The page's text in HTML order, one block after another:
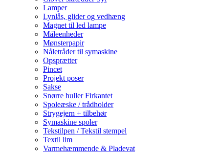
Lamper
Lynlås, glider og vedhæng
Magnet til led lampe
Måleenheder
Mønsterpapir
Nåletråder til symaskine
Opsprætter
Pincet
Projekt poser
Sakse
Snørre huller Firkantet
Spoleæske / trådholder
Strygejern + tilbehør
Symaskine spoler
Tekstilpen / Tekstil stempel
Textil lim
Varmehæmmende & Pladevat